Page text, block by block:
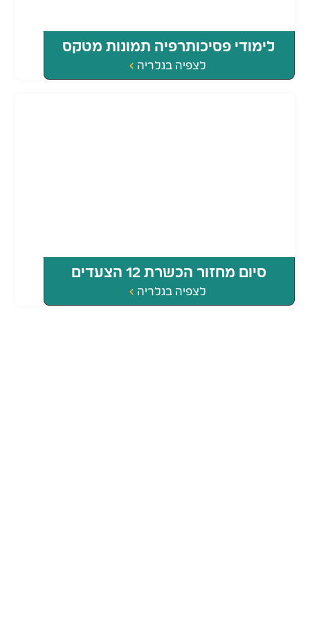
לימודי פסיכותרפיה תמונות מטקס
הסיום - מסלול תלת שנתי 2025
לצפיה בגלריה
סיום מחזור הכשרת 12 הצעדים
והילד הפנימי
לצפיה בגלריה